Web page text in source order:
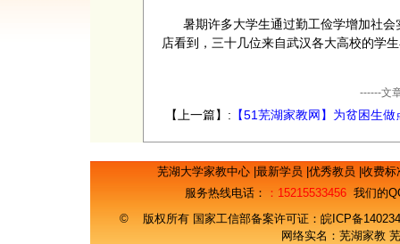
暑期许多大学生通过勤工俭学增加社会
店看到，三十几位来自武汉各大高校的学
------文
【上一篇】: 【51芜湖家教网】为贫困生做
芜湖大学家教中心 最新学员 优秀教员 收费
服务热线电话：
：15215533456 我们的
© 版权所有 国家工信部备案许可证： 皖ICP备
网络实名： 芜湖家教